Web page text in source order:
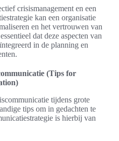
crisismanagement en een
kan een organisatie
en het vertrouwen van
dat deze aspecten van
in de planning en
(Tips for
tijdens grote
tips om in gedachten te
is hierbij van